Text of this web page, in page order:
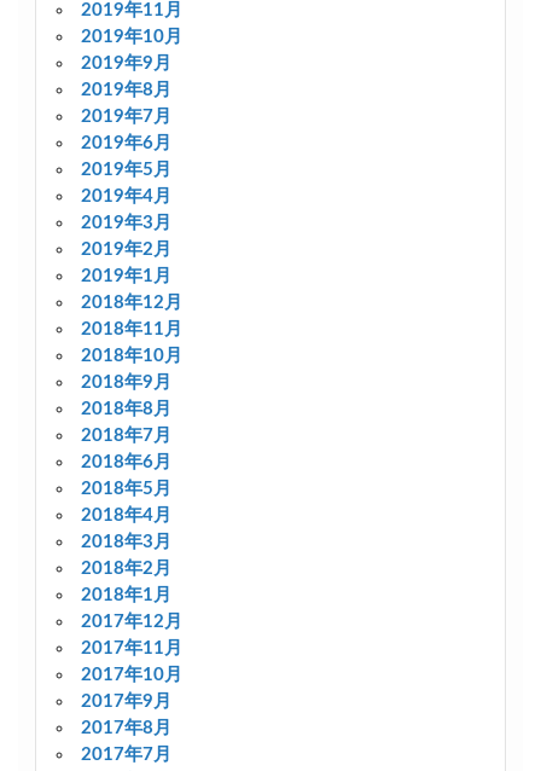
2019年11月
2019年10月
2019年9月
2019年8月
2019年7月
2019年6月
2019年5月
2019年4月
2019年3月
2019年2月
2019年1月
2018年12月
2018年11月
2018年10月
2018年9月
2018年8月
2018年7月
2018年6月
2018年5月
2018年4月
2018年3月
2018年2月
2018年1月
2017年12月
2017年11月
2017年10月
2017年9月
2017年8月
2017年7月